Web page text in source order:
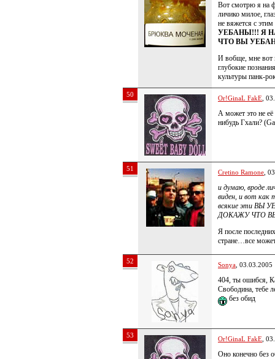
Вот смотрю я на
личико милое,
не вяжется с
УЕБАНЫ!!! Я
ЧТО ВЫ
И вобще, мне вот
глубокие
культуры панк-
50 Or!GinaL FakE ,
А может это не её
нибудь Гхали?
51 Cretino Ramone ,
и думаю, вроде
виден, и вот как
всякие эти
ДОКАЖУ ЧТО
Я после
стране…все
52 Sonyа ,
404, ты ошибся,
Свободина, тебе
без обид
53 Or!GinaL FakE ,
Оно конечно без